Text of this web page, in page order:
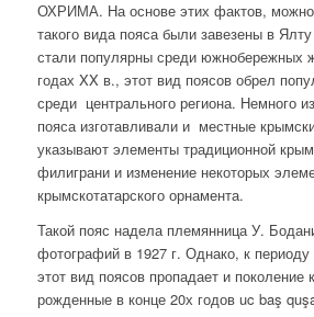
ОХРИМА. На основе этих фактов, можно
такого вида пояса были завезены в
стали популярны среди южнобережных
годах XX в., этот вид поясов обрел
среди центрального региона. Немного
пояса изготавливали и местные
указывают элементы традиционной
филиграни и изменение некоторых
крымскотатарского орнамента.
Такой пояс надела племянница У.
фотографий в 1927 г. Однако, к периоду
этот вид поясов пропадает и поколение
рожденные в конце 20х годов uc baş